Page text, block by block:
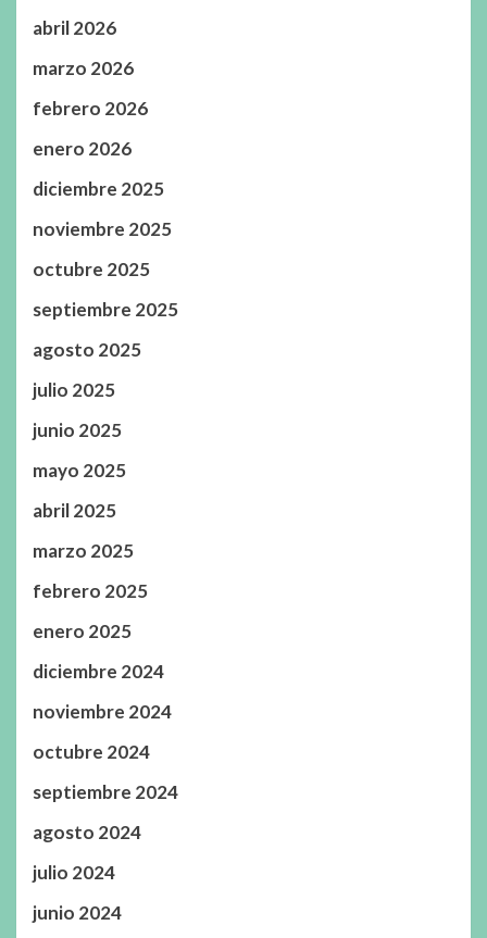
abril 2026
marzo 2026
febrero 2026
enero 2026
diciembre 2025
noviembre 2025
octubre 2025
septiembre 2025
agosto 2025
julio 2025
junio 2025
mayo 2025
abril 2025
marzo 2025
febrero 2025
enero 2025
diciembre 2024
noviembre 2024
octubre 2024
septiembre 2024
agosto 2024
julio 2024
junio 2024